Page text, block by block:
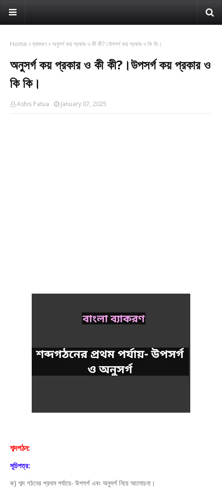
Home ব্যাকরণ অনুসর্গ কয় প্রকার ও কী কী?।উপসর্গ কয় প্রকার ও কি কি।
অনুসর্গ কয় প্রকার ও কী কী?।উপসর্গ কয় প্রকার ও
কি কি।
Ashis Patua January 07, 2025
শব্দগঠন:
সূচিপত্র:
ক) শব্দ গঠনের প্রথম পর্যায়ে- উপসর্গ এবং অনুসর্গ নিয়ে আলোচনা।